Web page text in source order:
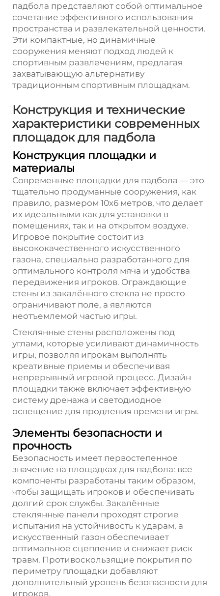
падбола представляют собой оптимальное
сочетание эффективного использования
пространства и развлекательной ценности.
Эти компактные, но динамичные
сооружения меняют подход людей к
спортивным развлечениям, предлагая
захватывающую альтернативу
традиционным спортивным площадкам.
Конструкция и технические
характеристики современных
площадок для падбола
Конструкция площадки и
материалы
Современные площадки для падбола — это
тщательно продуманные сооружения, как
правило, размером 10x6 метров, что делает
их идеальными как для установки в
помещениях, так и на открытом воздухе.
Игровое покрытие состоит из
высококачественного искусственного
газона, специально разработанного для
оптимального контроля мяча и удобства
передвижения игроков. Ограждающие
стены из закалённого стекла не просто
ограничивают поле, а являются
неотъемлемой частью игры.
Стеклянные стены расположены под
углами, которые усиливают динамичность
игры, позволяя игрокам выполнять
креативные приемы и обеспечивая
непрерывный игровой процесс. Дизайн
площадки также включает эффективную
систему дренажа и светодиодное
освещение для продления времени игры.
Элементы безопасности и
прочность
Безопасность имеет первостепенное
значение на площадках для падбола: все
компоненты разработаны таким образом,
чтобы защищать игроков и обеспечивать
долгий срок службы. Закалённые
стеклянные панели проходят строгие
испытания на устойчивость к ударам, а
искусственный газон обеспечивает
оптимальное сцепление и снижает риск
травм. Противоскользящие покрытия по
периметру площадки добавляют
дополнительный уровень безопасности для
игроков.